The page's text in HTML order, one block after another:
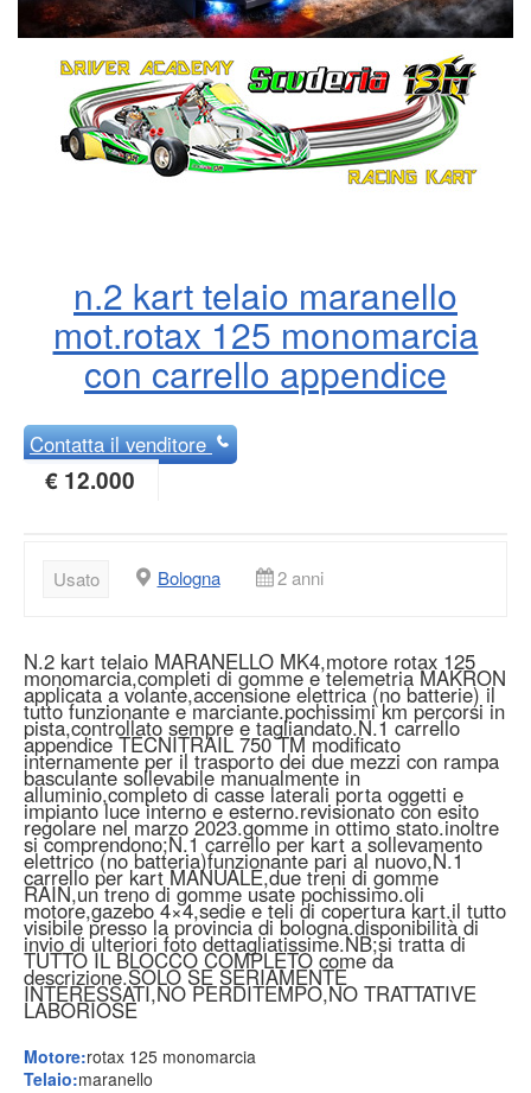
n.2 kart telaio maranello
mot.rotax 125 monomarcia
con carrello appendice
Contattail venditore
€ 12.000
Usato Bologna 2 anni
N.2 kart telaio MARANELLO MK4,motore rotax 125
monomarcia,completi di gomme e telemetria MAKRON
applicata a volante,accensione elettrica (no batterie) il
tutto funzionante e marciante.pochissimi km percorsi in
pista,controllato sempre e tagliandato.N.1 carrello
appendice TECNITRAIL 750 TM modificato
internamente per il trasporto dei due mezzi con rampa
basculante sollevabile manualmente in
alluminio,completo di casse laterali porta oggetti e
impianto luce interno e esterno.revisionato con esito
regolare nel marzo 2023.gomme in ottimo stato.inoltre
si comprendono;N.1 carrello per kart a sollevamento
elettrico (no batteria)funzionante pari al nuovo,N.1
carrello per kart MANUALE,due treni di gomme
RAIN,un treno di gomme usate pochissimo.oli
motore,gazebo 4×4,sedie e teli di copertura kart.il tutto
visibile presso la provincia di bologna.disponibilità di
invio di ulteriori foto dettagliatissime.NB;si tratta di
TUTTO IL BLOCCO COMPLETO come da
descrizione.SOLO SE SERIAMENTE
INTERESSATI,NO PERDITEMPO,NO TRATTATIVE
LABORIOSE
Motore:rotax 125 monomarcia
Telaio:maranello